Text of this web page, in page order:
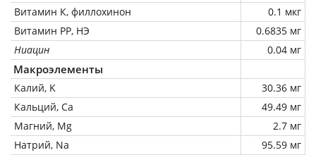
Витамин К, филлохинон
0.1 мкг
Витамин РР, НЭ
0.6835 мг
Ниацин
0.04 мг
Макроэлементы
Калий, K
30.36 мг
Кальций, Ca
49.49 мг
Магний, Mg
2.7 мг
Натрий, Na
95.59 мг